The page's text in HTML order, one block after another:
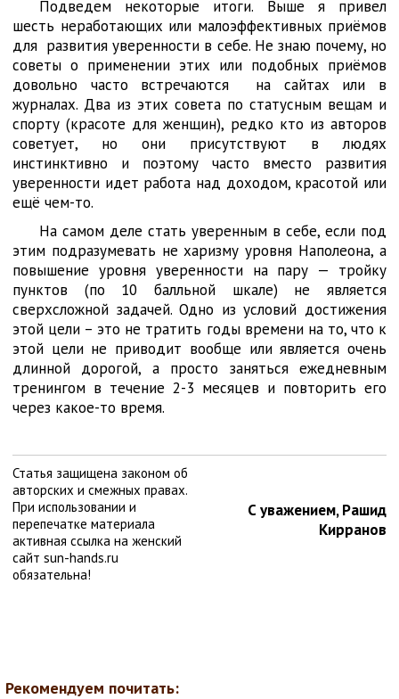
Подведем некоторые итоги. Выше я привел
шесть неработающих или малоэффективных приёмов
для развития уверенности в себе. Не знаю почему, но
советы о применении этих или подобных приёмов
довольно часто встречаются на сайтах или в
журналах. Два из этих совета по статусным вещам и
спорту (красоте для женщин), редко кто из авторов
советует, но они присутствуют в людях
инстинктивно и поэтому часто вместо развития
уверенности идет работа над доходом, красотой или
ещё чем-то.
На самом деле стать уверенным в себе, если под
этим подразумевать не харизму уровня Наполеона, а
повышение уровня уверенности на пару — тройку
пунктов (по 10 балльной шкале) не является
сверхсложной задачей. Одно из условий достижения
этой цели – это не тратить годы времени на то, что к
этой цели не приводит вообще или является очень
длинной дорогой, а просто заняться ежедневным
тренингом в течение 2-3 месяцев и повторить его
через какое-то время.
Статья защищена законом об
авторских и смежных правах.
При использовании и
перепечатке материала
активная ссылка на женский
сайт sun-hands.ru
обязательна!
С уважением, Рашид
Кирранов
Рекомендуем почитать: